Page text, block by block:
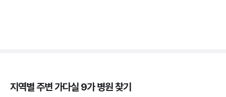
지역별 주변가다실 9가병원 찾기